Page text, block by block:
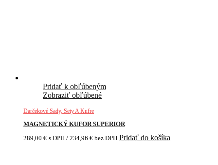
Pridať k obľúbeným
Zobraziť obľúbené
Darčekové Sady, Sety A Kufre
MAGNETICKÝ KUFOR SUPERIOR
289,00 € s DPH / 234,96 € bez DPH Pridať do košíka